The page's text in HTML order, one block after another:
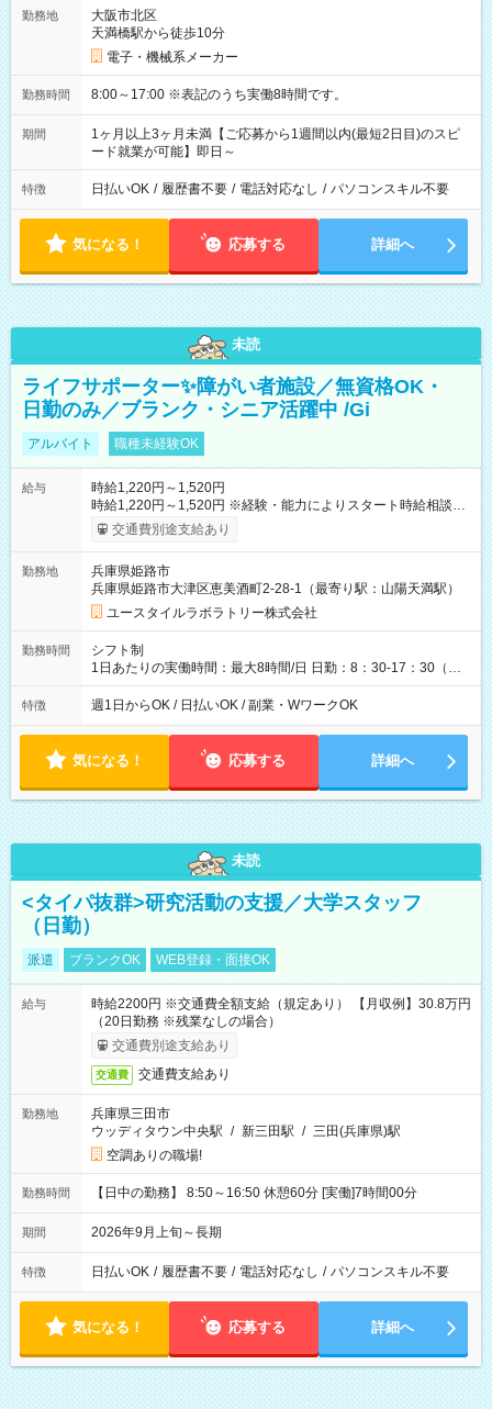
勤務地
大阪市北区
天満橋駅から徒歩10分
電子・機械系メーカー
勤務時間 8:00～17:00 ※表記のうち実働8時間です。
期間
1ヶ月以上3ヶ月未満【ご応募から1週間以内(最短2日目)のスピ
ード就業が可能】即日～
特徴 日払いOK / 履歴書不要 / 電話対応なし / パソコンスキル不要
気になる！ 応募する 詳細へ
未読
ライフサポーター✨障がい者施設／無資格OK・
日勤のみ／ブランク・シニア活躍中 /Gi
アルバイト 職種未経験OK
給与
時給1,220円～1,520円
時給1,220円～1,520円 ※経験・能力によりスタート時給相談
可・昇給可 ＜給与例＞ 週4日×6時間×1,220円＝約117,100円
【試用期間】試用期間あり 試用期間の長さ：3ヶ月 雇用形態、
交通費別途支給あり
勤務地
兵庫県姫路市
兵庫県姫路市大津区恵美酒町2-28-1（最寄り駅：山陽天満駅）
ユースタイルラボラトリー株式会社
勤務時間
シフト制
1日あたりの実働時間：最大8時間/日 日勤：8：30-17：30（休
憩法定通り）
特徴 週1日からOK / 日払いOK / 副業・WワークOK
気になる！ 応募する 詳細へ
未読
<タイパ抜群>研究活動の支援／大学スタッフ
（日勤）
派遣 ブランクOK WEB登録・面接OK
給与
時給2200円 ※交通費全額支給（規定あり） 【月収例】30.8万円
（20日勤務 ※残業なしの場合）
交通費別途支給あり
交通費 交通費支給あり
勤務地
兵庫県三田市
ウッディタウン中央駅 / 新三田駅 / 三田(兵庫県)駅
空調ありの職場!
勤務時間 【日中の勤務】 8:50～16:50 休憩60分 [実働]7時間00分
期間 2026年9月上旬～長期
特徴 日払いOK / 履歴書不要 / 電話対応なし / パソコンスキル不要
気になる！ 応募する 詳細へ